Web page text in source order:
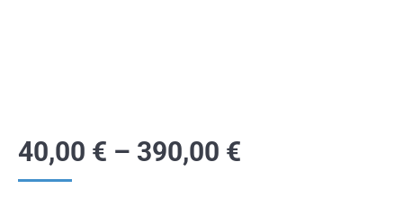
40,00 € – 390,00 €